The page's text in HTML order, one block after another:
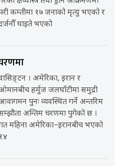
कम्तीमा १७ जनाको मृत्यु भएको र
घाइते भएको
। अमेरिका, इरान र
हर्मुज जलघाँटीमा समुद्री
पुनः व्यवस्थित गर्ने अन्तरिम
अन्तिम चरणमा पुगेको छ ।
महिना अमेरिका–इरानबीच भएको
१४